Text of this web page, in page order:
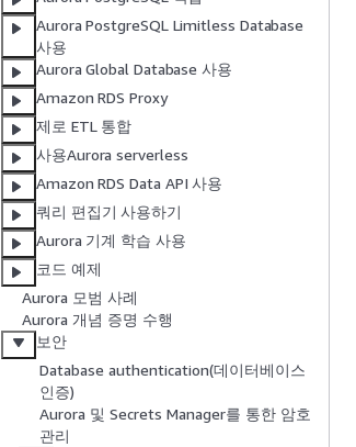
Aurora PostgreSQL Limitless Database
사용
Aurora Global Database 사용
Amazon RDS Proxy
제로 ETL 통합
사용Aurora serverless
Amazon RDS Data API 사용
쿼리 편집기 사용하기
Aurora 기계 학습 사용
코드 예제
Aurora 모범 사례
Aurora 개념 증명 수행
보안
Database authentication(데이터베이스
인증)
Aurora 및 Secrets Manager를 통한 암호
관리